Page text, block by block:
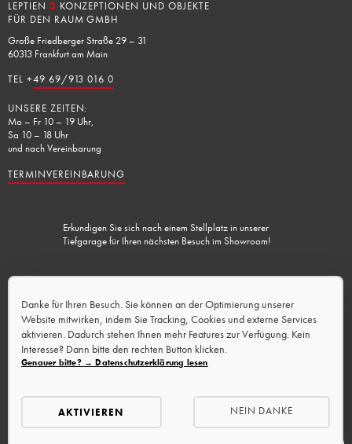
Danke für Ihren Besuch. Sie können an der Optimierung unserer
Website mitwirken, indem Sie Tracking, Cookies und externe Services
aktivieren. Dadurch stehen Ihnen mehr Features zur Verfügung. Kein
Interesse? Dann bitte den rechten Button klicken.
Genauer bitte? → Datenschutzerklärung lesen
AKTIVIEREN NEIN DANKE
LEPTIEN 3 KONZEPTIONEN UND OBJEKTE
FÜR DEN RAUM GMBH
Große Friedberger Straße 29 – 31
60313 Frankfurt am Main
TEL +49 69/913 016 0
UNSERE ZEITEN:
Mo – Fr 10 – 19 Uhr,
Sa 10 – 18 Uhr
und nach Vereinbarung
TERMINVEREINBARUNG
Erkundigen Sie sich nach einem Stellplatz in unserer
Tiefgarage für Ihren nächsten Besuch im Showroom!
Lademöglichkeit vorhanden.